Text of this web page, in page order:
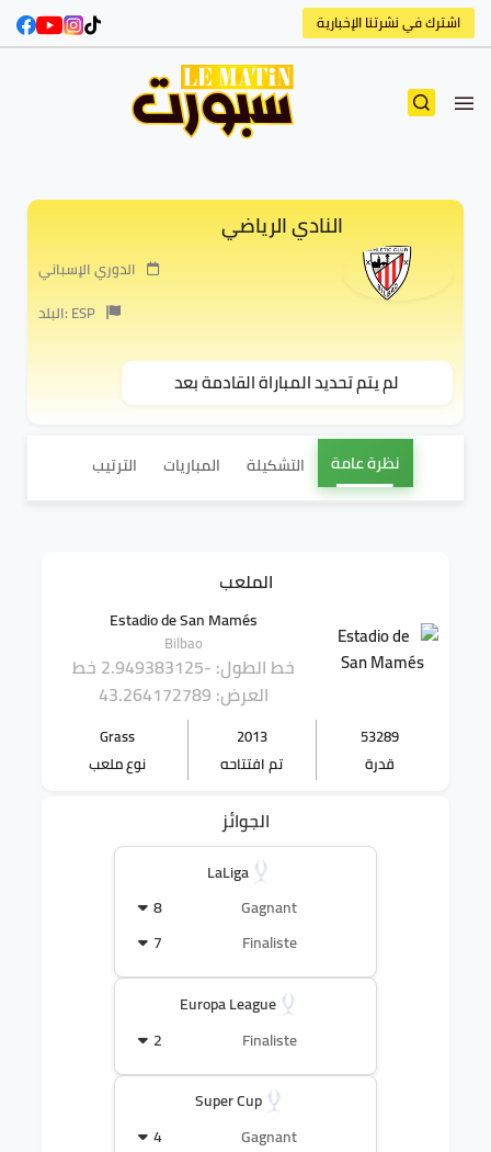
اشترك في نشرتنا الإخبارية
النادي الرياضي
الدوري الإسباني
البلد: ESP
لم يتم تحديد المباراة القادمة بعد
نظرة عامة التشكيلة المباريات الترتيب
الملعب
Estadio de San Mamés
Bilbao
خط الطول: -2.949383125
خط
العرض: 43.264172789
53289
قدرة
2013
تم افتتاحه
Grass
نوع ملعب
الجوائز
LaLiga
Gagnant
8
Finaliste
7
Europa League
Finaliste
2
Super Cup
Gagnant
4